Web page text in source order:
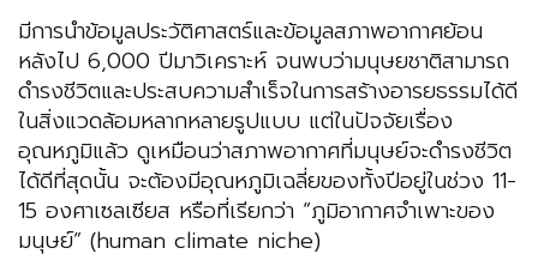
มีการนำข้อมูลประวัติศาสตร์และข้อมูลสภาพอากาศย้อน
หลังไป 6,000 ปีมาวิเคราะห์ จนพบว่ามนุษยชาติสามารถ
ดำรงชีวิตและประสบความสำเร็จในการสร้างอารยธรรมได้ดี
ในสิ่งแวดล้อมหลากหลายรูปแบบ แต่ในปัจจัยเรื่อง
อุณหภูมิแล้ว ดูเหมือนว่าสภาพอากาศที่มนุษย์จะดำรงชีวิต
ได้ดีที่สุดนั้น จะต้องมีอุณหภูมิเฉลี่ยของทั้งปีอยู่ในช่วง 11-
15 องศาเซลเซียส หรือที่เรียกว่า “ภูมิอากาศจำเพาะของ
มนุษย์” (human climate niche)